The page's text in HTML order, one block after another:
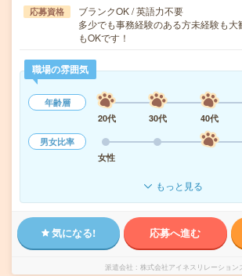
応募資格
ブランクOK / 英語力不要
多少でも事務経験のある方未経験も
もOKです！
職場の雰囲気
年齢層
20代
30代 40代
男女比率
女性
もっと見る
気になる! 応募へ進む
派遣会社 株式会社アイネスリレーション